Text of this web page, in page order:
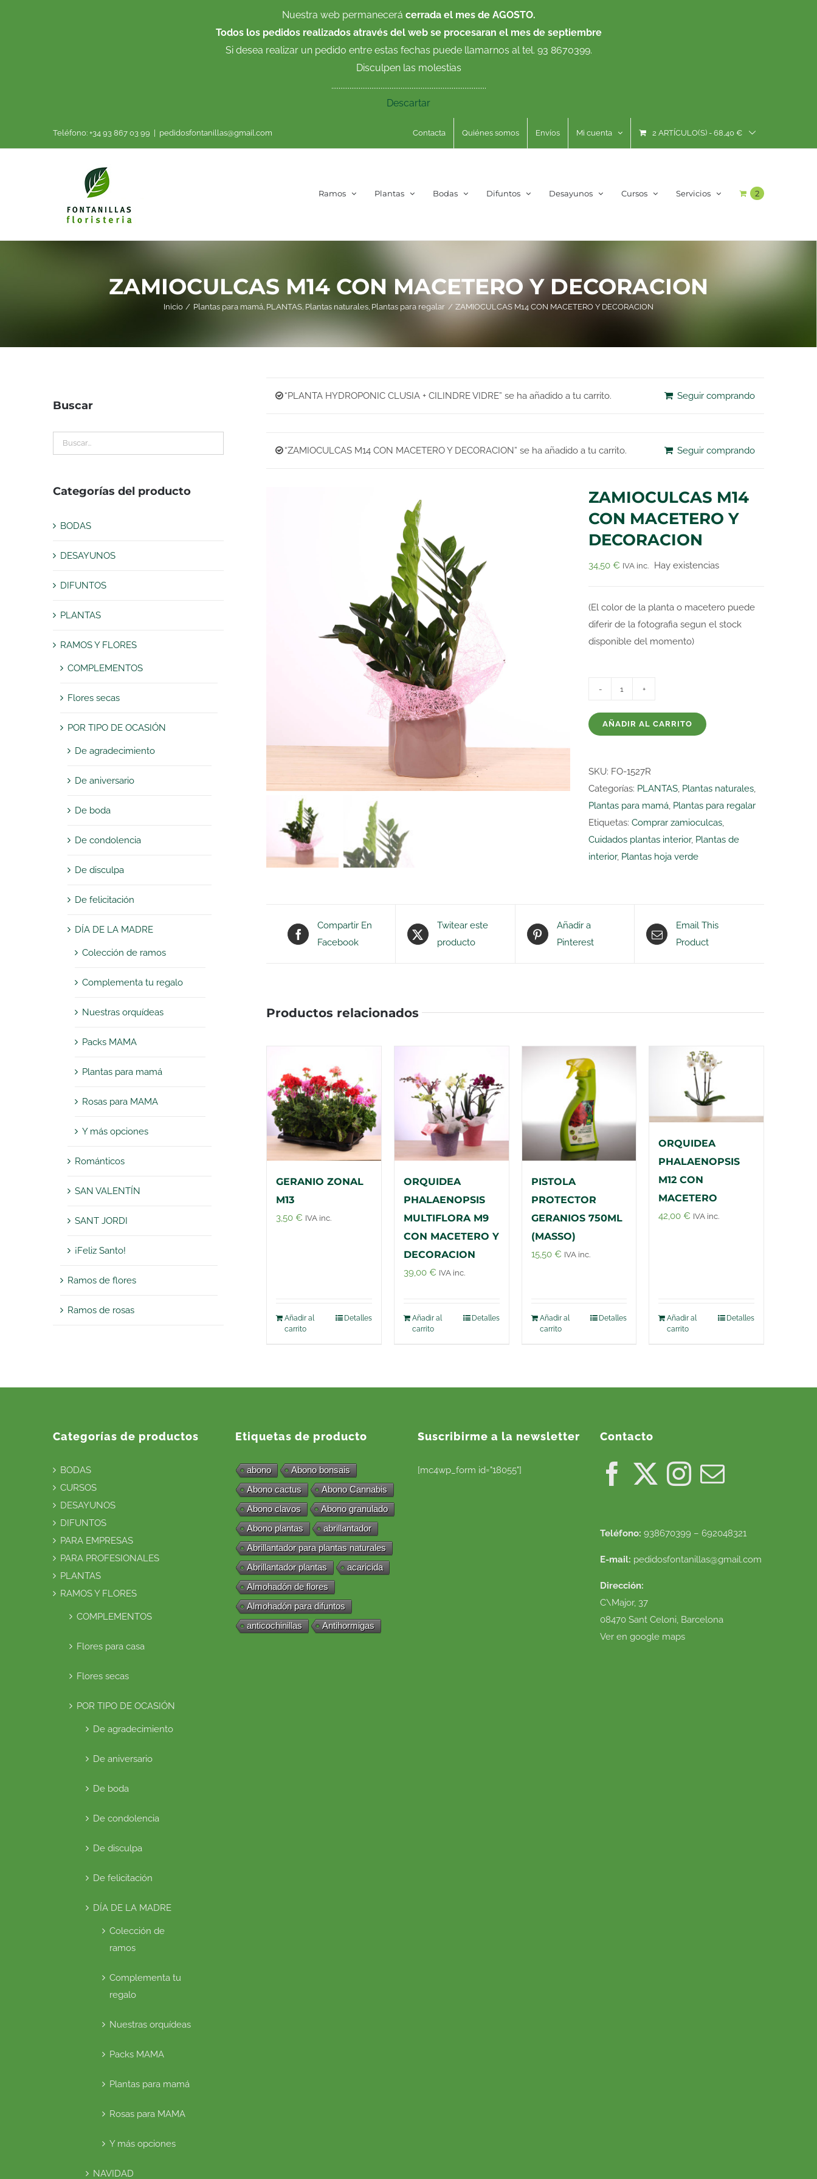
Nuestra web permanecerá cerrada el mes de AGOSTO.
Todos los pedidos realizados através del web se procesaran el mes de septiembre
Si desea realizar un pedido entre estas fechas puede llamarnos al tel. 93 8670399.
Disculpen las molestias
.....................................................................................
Descartar
Teléfono: +34 93 867 03 99 pedidosfontanillas@gmail.com Contacta Quiénes somos Envíos Mi cuenta 2 ARTÍCULO(S) - 68,40 €
Ramos Plantas Bodas Difuntos Desayunos Cursos Servicios 2
ZAMIOCULCAS M14 CON MACETERO Y DECORACION
Inicio Plantas para mamá PLANTAS Plantas naturales Plantas para regalar ZAMIOCULCAS M14 CON MACETERO Y DECORACION
“PLANTA HYDROPONIC CLUSIA + CILINDRE VIDRE” se ha añadido a tu carrito. Seguir comprando
“ZAMIOCULCAS M14 CON MACETERO Y DECORACION” se ha añadido a tu carrito. Seguir comprando
ZAMIOCULCAS M14
CON MACETERO Y
DECORACION
34,50 € IVA inc. Hay existencias
(El color de la planta o macetero puede
diferir de la fotografia segun el stock
disponible del momento)
M14
AÑADIR AL CARRITO
SKU: FO-1527R
Categorías: PLANTAS, Plantas naturales,
Plantas para mamá, Plantas para regalar
Etiquetas: Comprar zamioculcas,
Cuidados plantas interior, Plantas de
interior, Plantas hoja verde
Compartir En
Facebook
Twitear este
producto
Añadir a
Pinterest
Email This
Product
Productos relacionados
GERANIO ZONAL
M13
3,50 € IVA inc.
Añadir al
carrito
Detalles
ORQUIDEA
PHALAENOPSIS
MULTIFLORA M9
CON MACETERO Y
DECORACION
39,00 € IVA inc.
Añadir al
carrito
Detalles
PISTOLA
PROTECTOR
GERANIOS 750ML
(MASSO)
15,50 € IVA inc.
Añadir al
carrito
Detalles
ORQUIDEA
PHALAENOPSIS
M12 CON
MACETERO
42,00€ IVA inc.
Añadir al
carrito
Detalles
Buscar
Categorías del producto
BODAS
DESAYUNOS
DIFUNTOS
PLANTAS
RAMOS Y FLORES
COMPLEMENTOS
Flores secas
POR TIPO DE OCASIÓN
De agradecimiento
De aniversario
De boda
De condolencia
De disculpa
De felicitación
DÍA DE LA MADRE
Colección de ramos
Complementa tu regalo
Nuestras orquídeas
Packs MAMA
Plantas para mamá
Rosas para MAMA
Y más opciones
Románticos
SAN VALENTÍN
SANT JORDI
¡Feliz Santo!
Ramos de flores
Ramos de rosas
Categorías de productos
BODAS
CURSOS
DESAYUNOS
DIFUNTOS
PARA EMPRESAS
PARA PROFESIONALES
PLANTAS
RAMOS Y FLORES
COMPLEMENTOS
Flores para casa
Flores secas
POR TIPO DE OCASIÓN
De agradecimiento
De aniversario
De boda
De condolencia
De disculpa
De felicitación
DÍA DE LA MADRE
Colección de
ramos
Complementa tu
regalo
Nuestras orquídeas
Packs MAMA
Plantas para mamá
Rosas para MAMA
Y más opciones
NAVIDAD
Etiquetas de producto
abono
Abono bonsais
Abono cactus
Abono Cannabis
Abono clavos
Abono granulado
Abono plantas
abrillantador
Abrillantador para plantas naturales
Abrillantador plantas
acaricida
Almohadón de flores
Almohadón para difuntos
anticochinillas
Antihormigas
Suscribirme a la newsletter
[mc4wp_form id="18055"]
Contacto
Teléfono: 938670399 – 692048321
E-mail: pedidosfontanillas@gmail.com
Dirección:
C\Major, 37
08470 Sant Celoni, Barcelona
Ver en google maps